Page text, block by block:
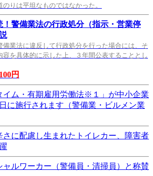
のりは平坦なものではなかった。
！警備業法の行政処分（指示・営業停
備業法に違反して行政処分を行った場合には、そ
容を具体的に示した上、３年間公表することとし
円
ム・有期雇用労働法※１」が中小企業
に施行されます（警備業・ビルメン業
に配慮し生まれたトイレカー、障害者
ルワーカー（警備員・清掃員）と称賛